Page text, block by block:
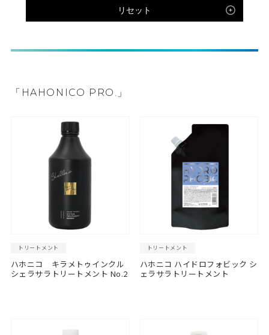
リセット
「HAHONICO PRO.」
トリートメント
ハホニコ キラメトゥインクル
シェラサラトリートメント No.2
トリートメント
ハホニコ ハイドロフォビック シ
ェラサラトリートメント